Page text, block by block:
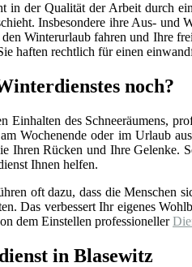
in der Qualität der Arbeit durch
Insbesondere ihre Aus- und
Winterurlaub fahren und Ihre
haften rechtlich für einen
noch?
Einhalten des Schneeräumens,
Wochenende oder im Urlaub
Ihren Rücken und Ihre Gelenke.
Ihnen helfen.
oft dazu, dass die Menschen
Das verbessert Ihr eigenes
dem Einstellen professioneller
in Blasewitz